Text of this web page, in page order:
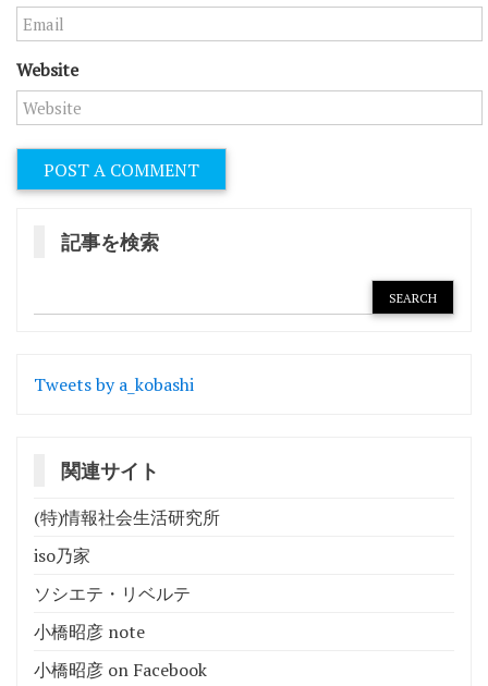
Website
記事を検索
Tweets by a_kobashi
関連サイト
(特)情報社会生活研究所
iso乃家
ソシエテ・リベルテ
小橋昭彦 note
小橋昭彦 on Facebook